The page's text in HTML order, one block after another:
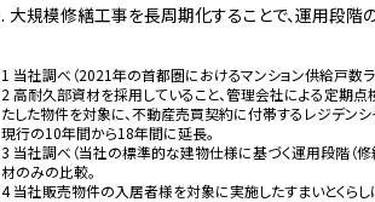
大規模修繕工事を長周期化することで、運用段階
1 当社調べ（2021年の首都圏におけるマンション供給戸数
2 高耐久部資材を採用していること、管理会社による定期
たした物件を対象に、不動産売買契約に付帯するレジデン
現行の10年間から18年間に延長。
3 当社調べ（当社の標準的な建物仕様に基づく運⽤段階（
材のみの比較。
4 当社販売物件の入居者様を対象に実施したすまいとくら